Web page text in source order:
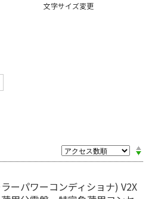
文字サイズ変更
ーパワーコンディショナ) V2X